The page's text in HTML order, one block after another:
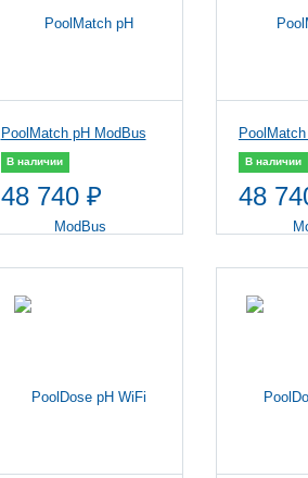
PoolMatch pH ModBus
В наличии
48 740 ₽
В наличии
48